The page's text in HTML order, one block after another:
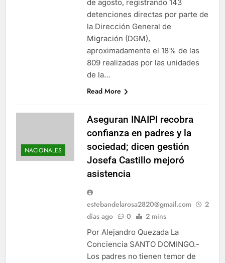
de agosto, registrando 143
detenciones directas por parte de
la Dirección General de
Migración (DGM),
aproximadamente el 18% de las
809 realizadas por las unidades
de la…
Read More
NACIONALES
Aseguran INAIPI recobra
confianza en padres y la
sociedad; dicen gestión
Josefa Castillo mejoró
asistencia
estebandelarosa2820@gmail.com
2
días ago
0 2 mins
Por Alejandro Quezada La
Conciencia SANTO DOMINGO.-
Los padres no tienen temor de